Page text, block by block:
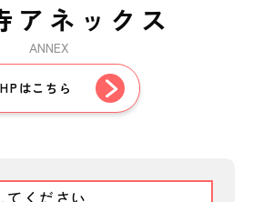
アネックス
ANNEX
はこちら